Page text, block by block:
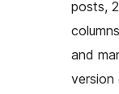
posts,
and
version